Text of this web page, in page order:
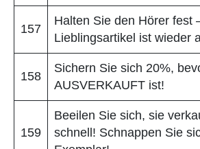
157
Halten Sie den Hörer fest
Lieblingsartikel ist wieder
158
Sichern Sie sich 20%,
AUSVERKAUFT ist!
159
Beeilen Sie sich, sie
schnell! Schnappen Sie